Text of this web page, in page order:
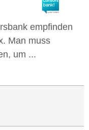
empfinden
Man muss
um ...